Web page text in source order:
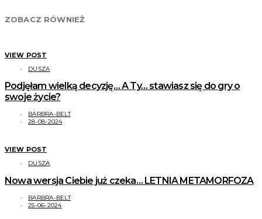
ZOBACZ RÓWNIEŻ
VIEW POST
DUSZA
Podjęłam wielką decyzję… A Ty… stawiasz się do gry o
swoje życie?
BARBRA-BELT
28-08-2024
VIEW POST
DUSZA
Nowa wersja Ciebie już czeka… LETNIA METAMORFOZA
BARBRA-BELT
25-06-2024